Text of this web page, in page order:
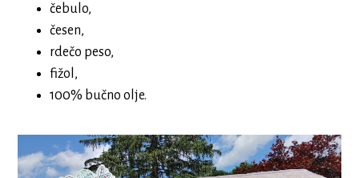
čebulo,
česen,
rdečo peso,
fižol,
100% bučno olje.